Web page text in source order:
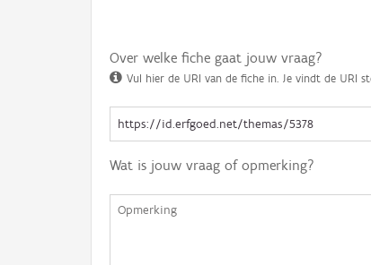
Over welke fiche gaat jouw vraag?
Vul hier de URI van de fiche in. Je vindt de URI
Wat is jouw vraag of opmerking?